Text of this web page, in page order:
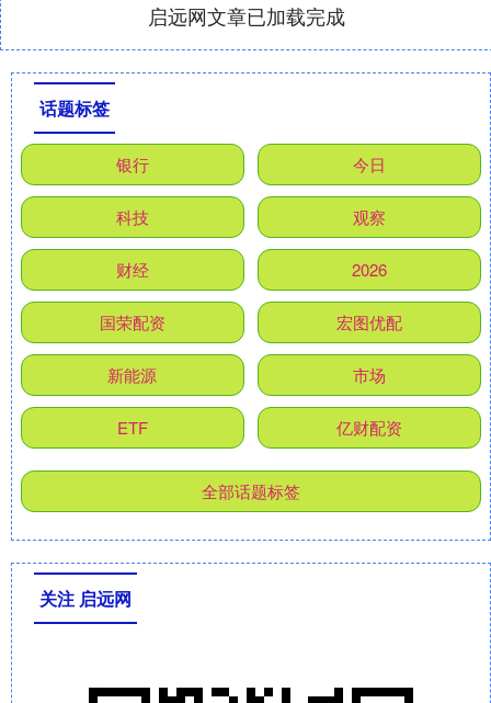
启远网文章已加载完成
话题标签
银行 今日
科技 观察
财经 2026
国荣配资 宏图优配
新能源 市场
ETF 亿财配资
全部话题标签
关注 启远网